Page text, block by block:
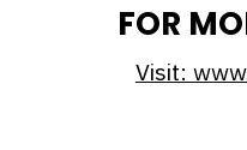
Visit:
FOR